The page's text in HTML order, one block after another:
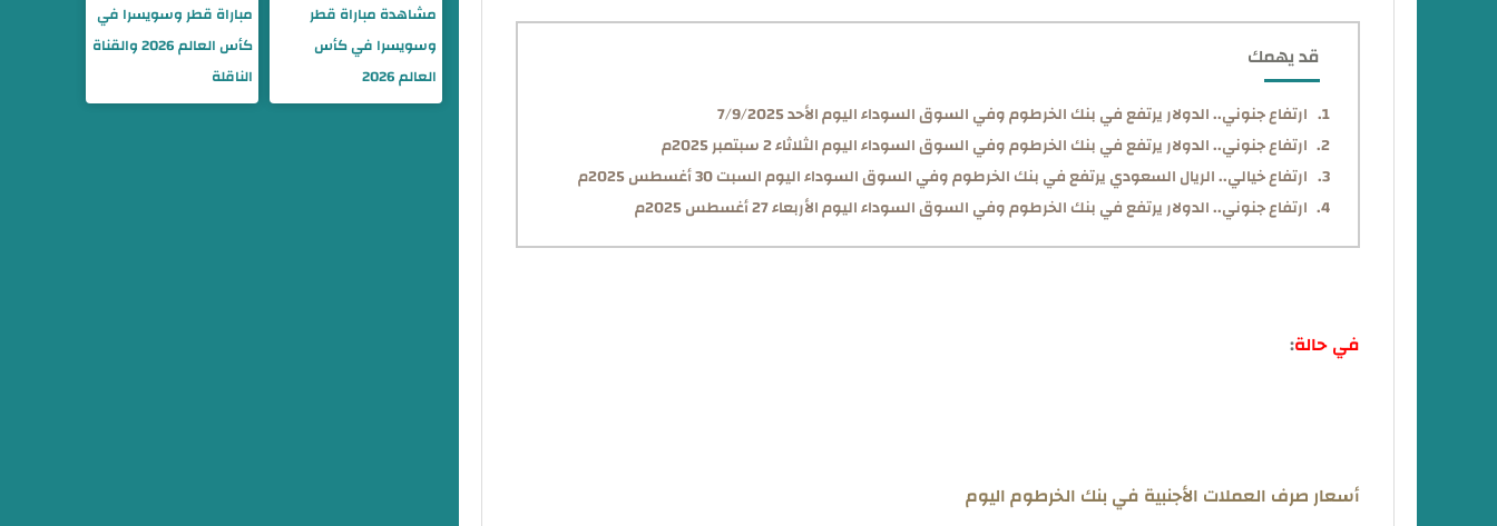
قد يهمك
ارتفاع جنوني.. الدولار يرتفع في بنك الخرطوم وفي السوق السوداء اليوم الأحد 7/9/2025
ارتفاع جنوني.. الدولار يرتفع في بنك الخرطوم وفي السوق السوداء اليوم الثلاثاء 2 سبتمبر 2025م
ارتفاع خيالي.. الريال السعودي يرتفع في بنك الخرطوم وفي السوق السوداء اليوم السبت 30 أغسطس 2025م
ارتفاع جنوني.. الدولار يرتفع في بنك الخرطوم وفي السوق السوداء اليوم الأربعاء 27 أغسطس 2025م
في حالة:
أسعار صرف العملات الأجنبية في بنك الخرطوم اليوم
مشاهدة مباراة قطر
وسويسرا في كأس
العالم 2026
مباراة قطر وسويسرا في
كأس العالم 2026 والقناة
الناقلة